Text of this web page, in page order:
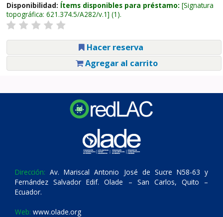
Disponibilidad: Ítems disponibles para préstamo: Signatura
topográfica: 621.374.5/A282/v.1 (1).
Hacer reserva
Agregar al carrito
Dirección: Av. Mariscal Antonio José de Sucre N58-63 y
Fernández Salvador Edif. Olade – San Carlos, Quito –
Ecuador.
Web: www.olade.org